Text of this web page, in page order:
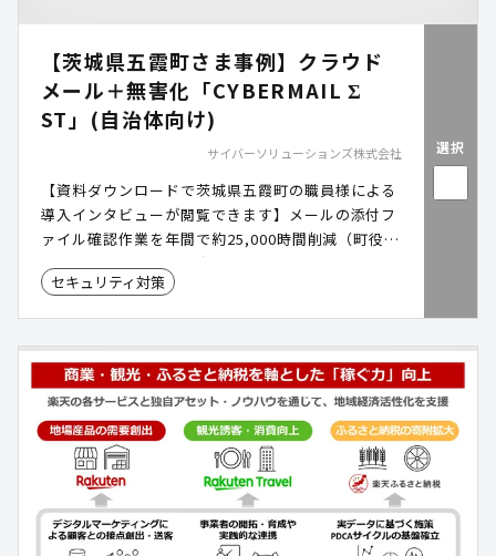
【茨城県五霞町さま事例】クラウド
メール＋無害化「CYBERMAIL Σ
ST」(自治体向け)
サイバーソリューションズ株式会社
【資料ダウンロードで茨城県五霞町の職員様による
導入インタビューが閲覧できます】メールの添付フ
ァイル確認作業を年間で約25,000時間削減（町役場
全体）！対策コストは内部サーバでの実装に比べて
4割削減
セキュリティ対策
選択